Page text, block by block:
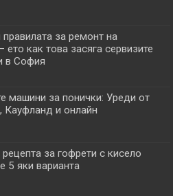
за ремонт на
ето как това засяга сервизите
в София
машини за понички: Уреди от
Кауфланд и онлайн
за гофрети с кисело
5 яки варианта